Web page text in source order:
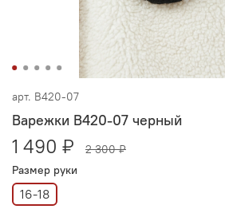
арт. В420-07
Варежки В420-07 черный
1 490 ₽
2 300 ₽
Размер руки
16-18